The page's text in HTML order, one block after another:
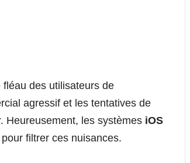
des utilisateurs de
agressif et les tentatives de
Heureusement, les systèmes iOS
filtrer ces nuisances.